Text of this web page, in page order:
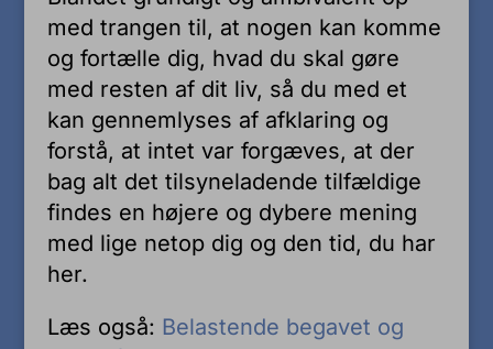
med trangen til, at nogen kan komme
og fortælle dig, hvad du skal gøre
med resten af dit liv, så du med et
kan gennemlyses af afklaring og
forstå, at intet var forgæves, at der
bag alt det tilsyneladende tilfældige
findes en højere og dybere mening
med lige netop dig og den tid, du har
her.
Læs også: Belastende begavet og